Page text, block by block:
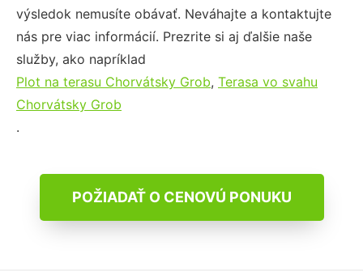
výsledok nemusíte obávať. Neváhajte a kontaktujte
nás pre viac informácií. Prezrite si aj ďalšie naše
služby, ako napríklad
Plot na terasu Chorvátsky Grob, Terasa vo svahu
Chorvátsky Grob
.
POŽIADAŤ O CENOVÚ PONUKU